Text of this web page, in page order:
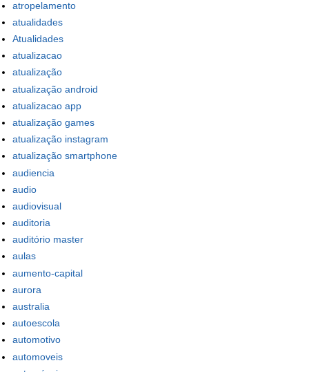
atropelamento
atualidades
Atualidades
atualizacao
atualização
atualização android
atualizacao app
atualização games
atualização instagram
atualização smartphone
audiencia
audio
audiovisual
auditoria
auditório master
aulas
aumento-capital
aurora
australia
autoescola
automotivo
automoveis